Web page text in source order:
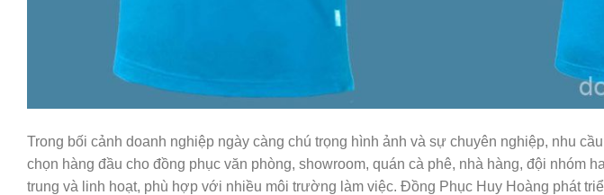
Trong bối cảnh doanh nghiệp ngày càng chú trọng hình ảnh và sự chuyên nghiệp, nhu cầu
chọn hàng đầu cho đồng phục văn phòng, showroom, quán cà phê, nhà hàng, đội nhóm
trung và linh hoạt, phù hợp với nhiều môi trường làm việc. Đồng Phục Huy Hoàng phát